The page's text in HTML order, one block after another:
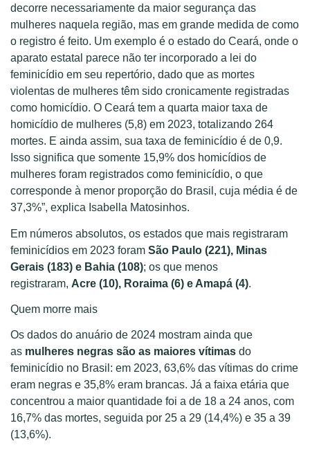
decorre necessariamente da maior segurança das
mulheres naquela região, mas em grande medida de como
o registro é feito. Um exemplo é o estado do Ceará, onde o
aparato estatal parece não ter incorporado a lei do
feminicídio em seu repertório, dado que as mortes
violentas de mulheres têm sido cronicamente registradas
como homicídio. O Ceará tem a quarta maior taxa de
homicídio de mulheres (5,8) em 2023, totalizando 264
mortes. E ainda assim, sua taxa de feminicídio é de 0,9.
Isso significa que somente 15,9% dos homicídios de
mulheres foram registrados como feminicídio, o que
corresponde à menor proporção do Brasil, cuja média é de
37,3%”, explica Isabella Matosinhos.
Em números absolutos, os estados que mais registraram
feminicídios em 2023 foram São Paulo (221), Minas
Gerais (183) e Bahia (108); os que menos
registraram, Acre (10), Roraima (6) e Amapá (4).
Quem morre mais
Os dados do anuário de 2024 mostram ainda que
as mulheres negras são as maiores vítimas do
feminicídio no Brasil: em 2023, 63,6% das vítimas do crime
eram negras e 35,8% eram brancas. Já a faixa etária que
concentrou a maior quantidade foi a de 18 a 24 anos, com
16,7% das mortes, seguida por 25 a 29 (14,4%) e 35 a 39
(13,6%).